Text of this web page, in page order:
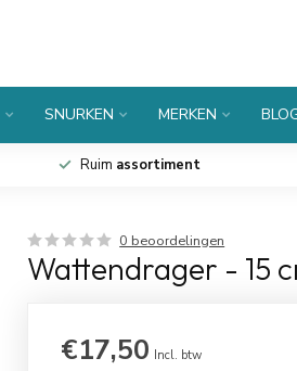
SNURKEN MERKEN
Ruim assortiment
0 beoordelingen
Wattendrager - 15
€17,50 Incl. btw